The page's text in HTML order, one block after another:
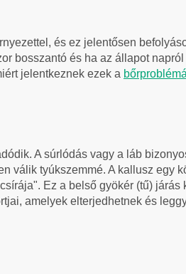
és ez jelentősen
bosszantó és ha az állapot
jelentkeznek ezek a
A súrlódás vagy a láb
válik tyúkszemmé. A kallusz egy
Ez a belső gyökér (tű) járás
amelyek elterjedhetnek és